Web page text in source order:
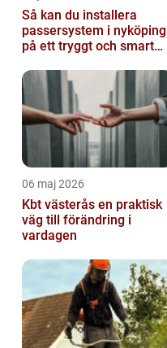
Så kan du installera
passersystem i nyköping
på ett tryggt och smart
06 maj 2026
Kbt västerås en praktisk
väg till förändring i
vardagen